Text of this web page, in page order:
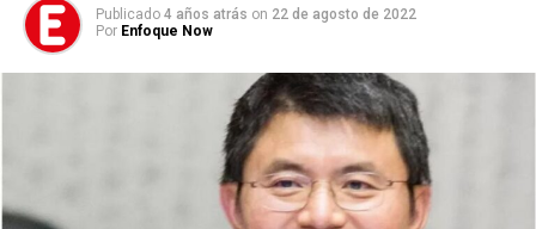
Publicado 4 años atrás on 22 de agosto de 2022
Por Enfoque Now